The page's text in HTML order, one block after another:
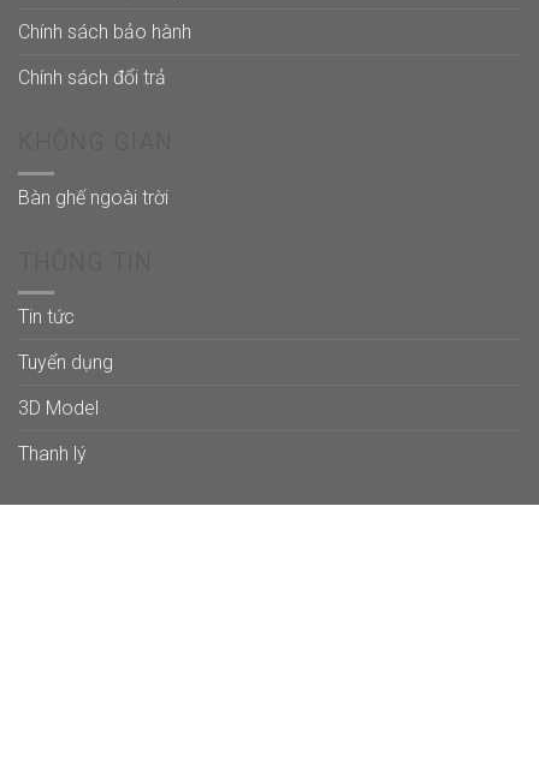
Chính sách bảo hành
Chính sách đổi trả
Bàn ghế ngoài trời
Tin tức
Tuyển dụng
3D Model
Thanh lý